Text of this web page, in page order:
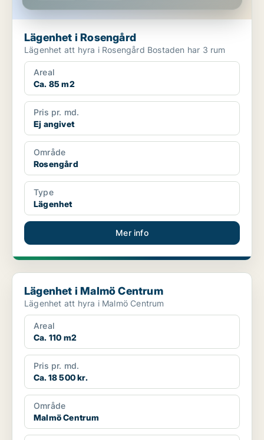
Lägenhet i Rosengård
Lägenhet att hyra i Rosengård Bostaden har 3 rum
Areal
Ca. 85 m2
Pris pr. md.
Ej angivet
Område
Rosengård
Type
Lägenhet
Mer info
Lägenhet i Malmö Centrum
Lägenhet i Malmö Centrum
Lägenhet att hyra i Malmö Centrum
Areal
Ca. 110 m2
Pris pr. md.
Ca. 18 500 kr.
Område
Malmö Centrum